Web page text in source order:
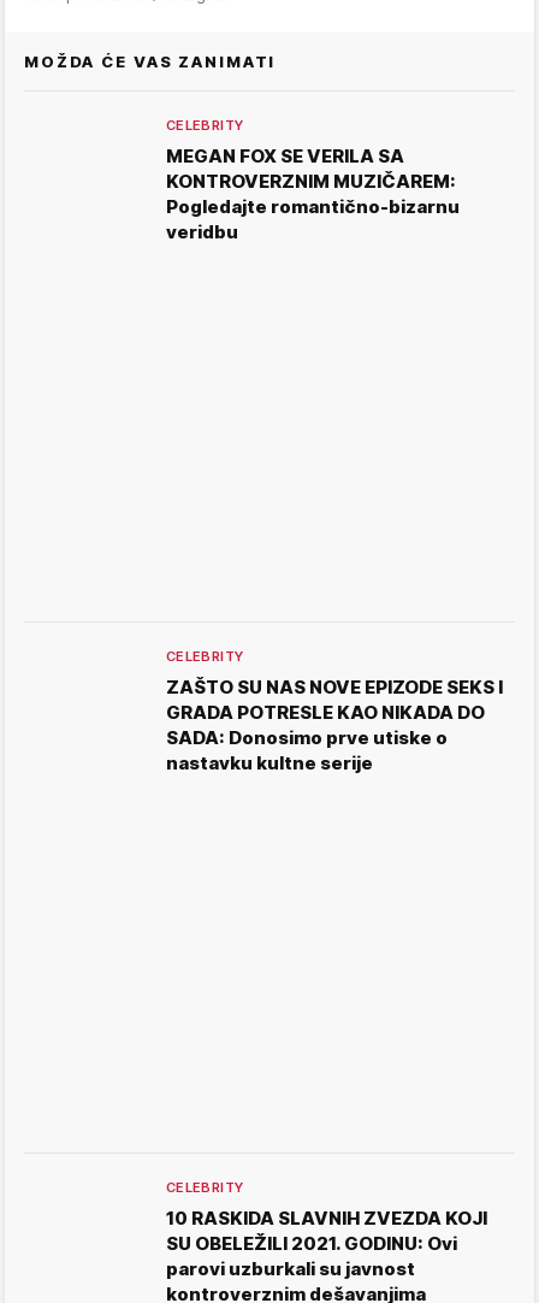
MOŽDA ĆE VAS ZANIMATI
CELEBRITY
MEGAN FOX SE VERILA SA
KONTROVERZNIM MUZIČAREM:
Pogledajte romantično-bizarnu
veridbu
CELEBRITY
ZAŠTO SU NAS NOVE EPIZODE SEKS I
GRADA POTRESLE KAO NIKADA DO
SADA: Donosimo prve utiske o
nastavku kultne serije
CELEBRITY
10 RASKIDA SLAVNIH ZVEZDA KOJI
SU OBELEŽILI 2021. GODINU: Ovi
parovi uzburkali su javnost
kontroverznim dešavanjima